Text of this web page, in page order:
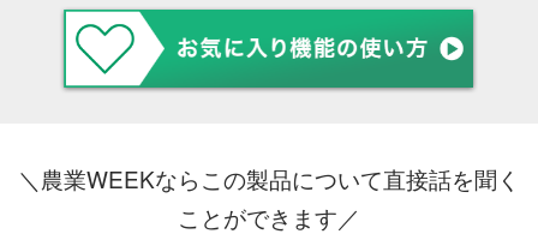
＼農業WEEKならこの製品について直接話を聞く
ことができます／